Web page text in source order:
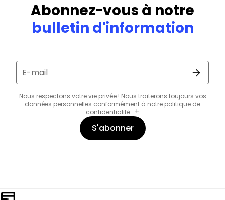
Abonnez-vous à notre
bulletin d'information
E-mail
Nous respectons votre vie privée ! Nous traiterons toujours vos
données personnelles conformément à notre politique de
confidentialité.
S'abonner